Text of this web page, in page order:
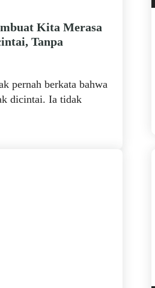
Kita Merasa
Tanpa
pernah berkata bahwa
dicintai. Ia tidak